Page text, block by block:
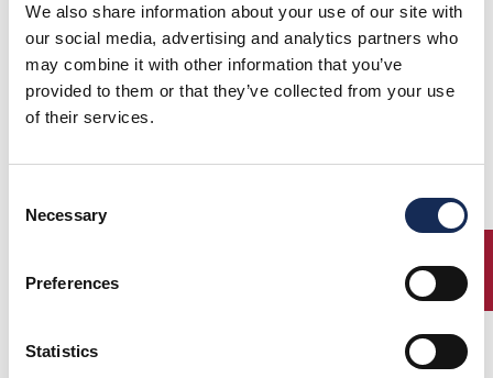
We also share information about your use of our site with
our social media, advertising and analytics partners who
may combine it with other information that you’ve
provided to them or that they’ve collected from your use
of their services.
Selection
Necessary
Preferences
Statistics
18 Ottobre 2015
TARGA FLORIO CLASSIC
GRANDE EVENTO
ENTRY